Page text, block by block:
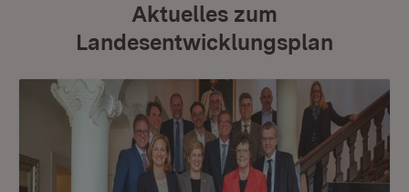
Aktuelles zum
Landesentwicklungsplan